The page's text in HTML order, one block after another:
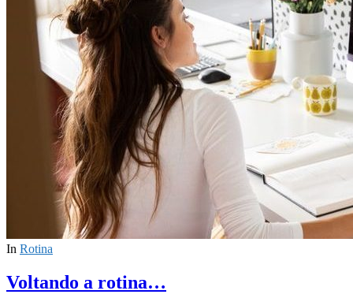
In Rotina
Voltando a rotina…